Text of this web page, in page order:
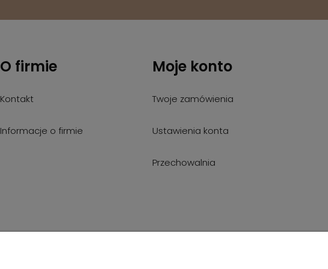
O firmie
Kontakt
Informacje o firmie
Moje konto
Twoje zamówienia
Ustawienia konta
Przechowalnia